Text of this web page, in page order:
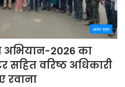
अपना शहर
अभियान-2026 का
वरिष्ठ अधिकारी